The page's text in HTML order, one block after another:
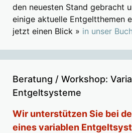
den neuesten Stand gebracht
einige aktuelle Entgeltthemen
jetzt einen Blick » in unser
Beratung / Workshop:
Entgeltsysteme
Wir unterstützen Sie bei
eines variablen